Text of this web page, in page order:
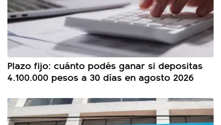
Plazo fijo: cuánto podés ganar si depositas
4.100.000 pesos a 30 días en agosto 2026